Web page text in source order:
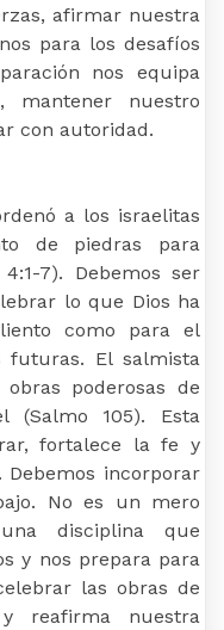
afirmar nuestra
para los desafíos
nos equipa
mantener nuestro
con autoridad.
a los israelitas
de piedras para
7). Debemos ser
lo que Dios ha
como para el
futuras. El salmista
poderosas de
(Salmo 105). Esta
fortalece la fe y
incorporar
No es un mero
disciplina que
y nos prepara para
las obras de
reafirma nuestra